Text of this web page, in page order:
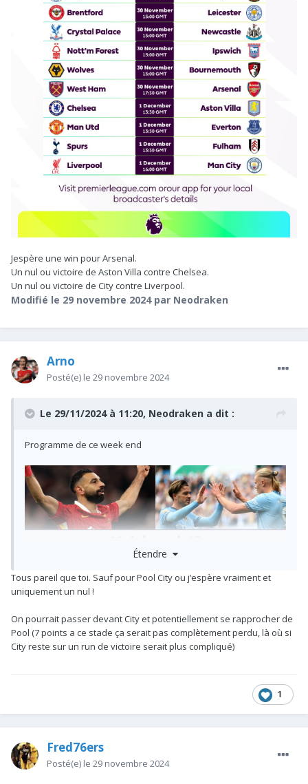
Jespère une win pour Arsenal.
Un nul ou victoire de Aston Villa contre Chelsea.
Un nul ou victoire de City contre Liverpool.
Modifié le 29 novembre 2024par Neodraken
Arno
Posté(e) le 29 novembre 2024
Le 29/11/2024 à 11:20, Neodraken a dit :
Programme de ce week end
Étendre
Tous pareil que toi. Sauf pour Pool City ou j’espère vraiment et
uniquement un nul !
On pourrait passer devant City et potentiellement se rapprocher de
Pool (7 points a ce stade ça serait pas complètement perdu, là où si
City reste sur un run de victoire serait plus compliqué)
1
Fred76ers
Posté(e) le 29 novembre 2024